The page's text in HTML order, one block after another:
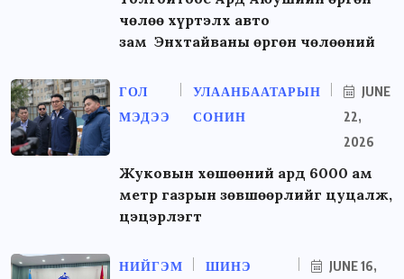
чөлөө хүртэлх авто
зам Энхтайваны өргөн чөлөөний
ГОЛ
МЭДЭЭ
УЛААНБААТАРЫН
СОНИН
JUNE
22,
2026
Жуковын хөшөөний ард 6000 ам
метр газрын зөвшөөрлийг цуцалж,
цэцэрлэгт
НИЙГЭМ
ШИНЭ
JUNE 16,